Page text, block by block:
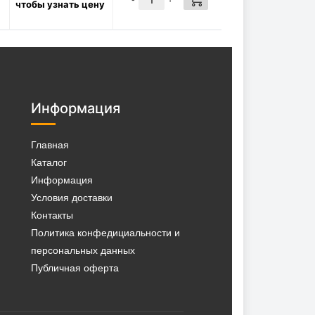
фильтра 3/4 * 3/4-16 UNF,
чтобы узнать цену
Информация
Главная
Каталог
Информация
Условия доставки
Контакты
Политика конфедициальности и
персональных данных
Публичная оферта